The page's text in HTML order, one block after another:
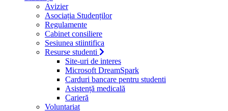
Avizier
Asociația Studenților
Regulamente
Cabinet consiliere
Sesiunea stiintifica
Resurse studenti
Site-uri de interes
Microsoft DreamSpark
Carduri bancare pentru studenti
Asistență medicală
Carieră
Voluntariat